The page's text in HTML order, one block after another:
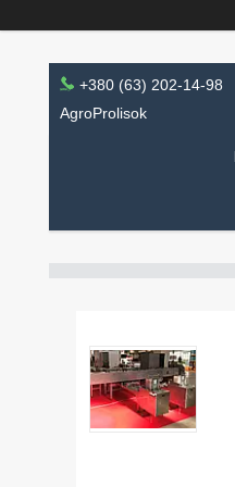
+380 (63) 202-14-98
AgroProlisok